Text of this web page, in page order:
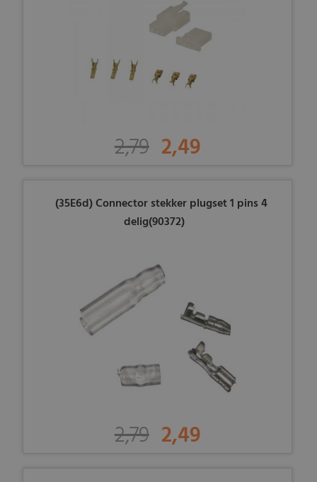
2,79 2,49
(35E6d) Connector stekker plugset 1 pins 4
delig(90372)
2,79 2,49